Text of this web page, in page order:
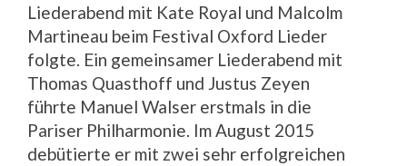
Liederabend mit Kate Royal und Malcolm
Martineau beim Festival Oxford Lieder
folgte. Ein gemeinsamer Liederabend mit
Thomas Quasthoff und Justus Zeyen
führte Manuel Walser erstmals in die
Pariser Philharmonie. Im August 2015
debütierte er mit zwei sehr erfolgreichen